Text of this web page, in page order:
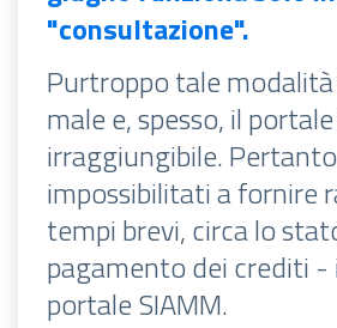
"consultazione".
Purtroppo tale
male e, spesso, il
irraggiungibile.
impossibilitati a fornire
tempi brevi, circa lo
pagamento dei crediti
portale SIAMM.